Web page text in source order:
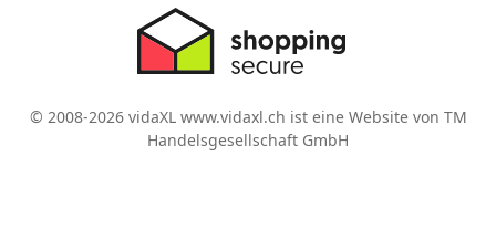
© 2008-2026 vidaXL www.vidaxl.ch ist eine Website von TM
Handelsgesellschaft GmbH